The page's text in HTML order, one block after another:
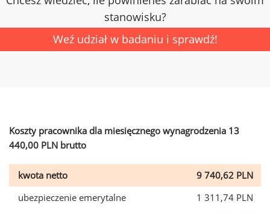
stanowisku?
Weź udział w badaniu i sprawdź!
Koszty pracownika dla miesięcznego wynagrodzenia 13
440,00 PLN brutto
kwota netto
9 740,62 PLN
ubezpieczenie emerytalne
1 311,74 PLN